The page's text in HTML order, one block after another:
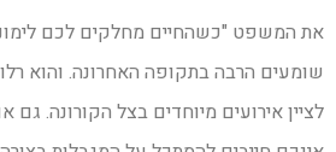
את המשפט "כשהחיים מחלקים לכם
שומעים הרבה בתקופה האחרונה. והוא
לציין אירועים מיוחדים בצל הקורונה.